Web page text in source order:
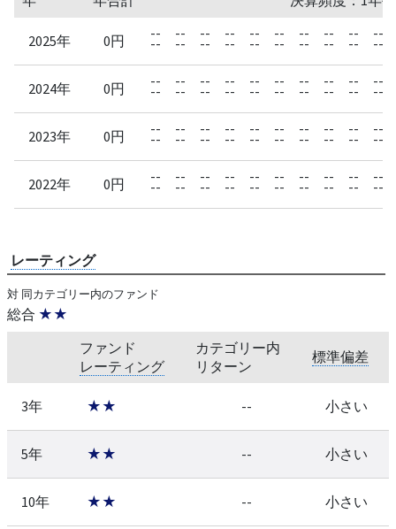
2025年 0円 --
--
--
--
--
--
--
--
--
--
--
--
--
--
--
--
--
--
--
--
2024年 0円 --
--
--
--
--
--
--
--
--
--
--
--
--
--
--
--
--
--
--
--
2023年 0円 --
--
--
--
--
--
--
--
--
--
--
--
--
--
--
--
--
--
--
--
2022年 0円 --
--
--
--
--
--
--
--
--
--
--
--
--
--
--
--
--
--
--
--
レーティング
対 同カテゴリー内のファンド
総合 ★★
ファンド
レーティング
カテゴリー内
リターン
標準偏差
3年 ★★ -- 小さい
5年 ★★ -- 小さい
10年 ★★ -- 小さい